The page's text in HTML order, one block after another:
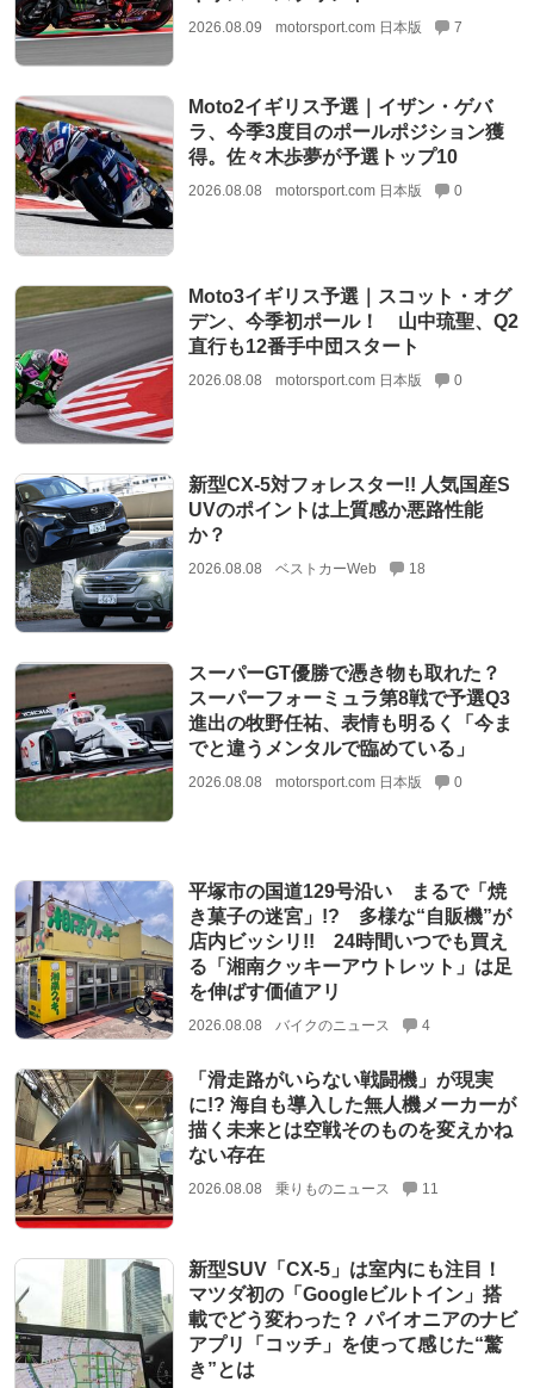
2026.08.09 motorsport.com 日本版 7
Moto2イギリス予選｜イザン・ゲバ
ラ、今季3度目のポールポジション獲
得。佐々木歩夢が予選トップ10
2026.08.08 motorsport.com 日本版 0
Moto3イギリス予選｜スコット・オグ
デン、今季初ポール！ 山中琉聖、Q2
直行も12番手中団スタート
2026.08.08 motorsport.com 日本版 0
新型CX-5対フォレスター!! 人気国産S
UVのポイントは上質感か悪路性能
か？
2026.08.08 ベストカーWeb 18
スーパーGT優勝で憑き物も取れた？
スーパーフォーミュラ第8戦で予選Q3
進出の牧野任祐、表情も明るく「今ま
でと違うメンタルで臨めている」
2026.08.08 motorsport.com 日本版 0
平塚市の国道129号沿い まるで「焼
き菓子の迷宮」!? 多様な“自販機”が
店内ビッシリ!! 24時間いつでも買え
る「湘南クッキーアウトレット」は足
を伸ばす価値アリ
2026.08.08 バイクのニュース 4
「滑走路がいらない戦闘機」が現実
に!? 海自も導入した無人機メーカーが
描く未来とは空戦そのものを変えかね
ない存在
2026.08.08 乗りものニュース 11
新型SUV「CX-5」は室内にも注目！
マツダ初の「Googleビルトイン」搭
載でどう変わった？ パイオニアのナビ
アプリ「コッチ」を使って感じた“驚
き”とは